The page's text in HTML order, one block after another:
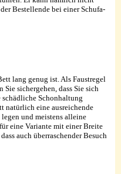
Bestellende bei einer Schufa-
lang genug ist. Als Faustregel
sichergehen, dass Sie sich
Schonhaltung
natürlich eine ausreichende
und meistens alleine
eine Variante mit einer Breite
auch überraschender Besuch